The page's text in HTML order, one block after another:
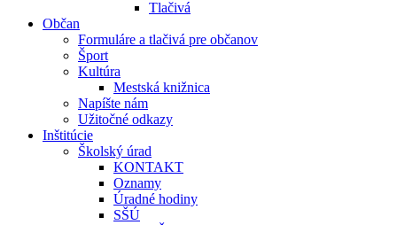
Tlačivá
Občan
Formuláre a tlačivá pre občanov
Šport
Kultúra
Mestská knižnica
Napíšte nám
Užitočné odkazy
Inštitúcie
Školský úrad
KONTAKT
Oznamy
Úradné hodiny
SŠÚ